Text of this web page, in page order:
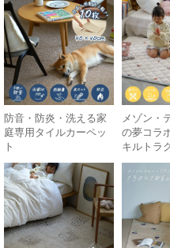
防音・防炎・洗える家
庭専用タイルカーペッ
ト
メゾン・
の夢コラ
キルトラ